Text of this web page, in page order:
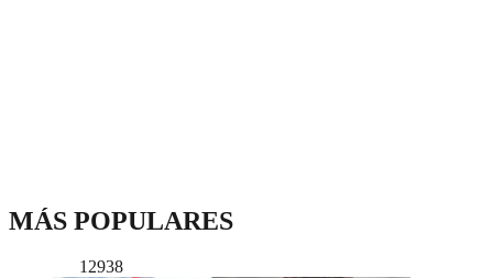
MÁS POPULARES
12938